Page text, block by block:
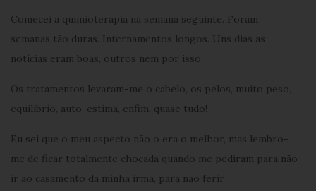
Comecei a quimioterapia na semana seguinte. Foram
semanas tão duras. Internamentos longos. Uns dias as
notícias eram boas, outros nem por isso.
Os tratamentos levaram-me o cabelo, os pelos, muito peso,
equilíbrio, auto-estima, enfim, quase tudo!
Eu sei que o meu aspecto não o era o melhor, mas lembro-
me de ficar totalmente chocada quando me pediram para não
ir ao casamento da minha irmã, para não ferir